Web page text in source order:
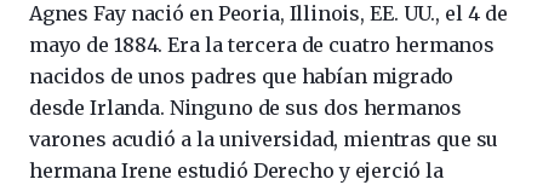
Agnes Fay nació en Peoria, Illinois, EE. UU., el 4 de
mayo de 1884. Era la tercera de cuatro hermanos
nacidos de unos padres que habían migrado
desde Irlanda. Ninguno de sus dos hermanos
varones acudió a la universidad, mientras que su
hermana Irene estudió Derecho y ejerció la